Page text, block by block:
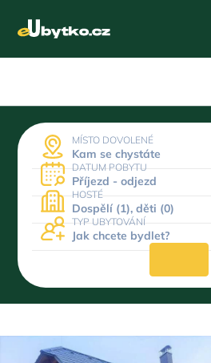
MÍSTO DOVOLENÉ
Kam se chystáte
DATUM POBYTU
Příjezd - odjezd
HOSTÉ
Dospělí (1), děti (0)
TYP UBYTOVÁNÍ
Jak chcete bydlet?